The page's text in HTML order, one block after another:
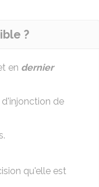
?
en dernier
de
qu'elle est